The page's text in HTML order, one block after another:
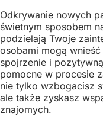
Odkrywanie nowych
świetnym sposobem
podzielają Twoje
osobami mogą
spojrzenie i
pomocne w procesie
nie tylko wzbogacisz
ale także zyskasz
znajomych.